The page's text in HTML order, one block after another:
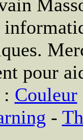
pour
Couleur
-